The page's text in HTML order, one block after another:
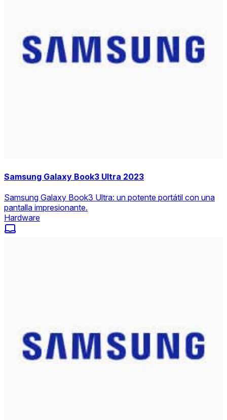
Samsung Galaxy Book3 Ultra 2023
Samsung Galaxy Book3 Ultra: un potente portátil con una
pantalla impresionante.
Hardware